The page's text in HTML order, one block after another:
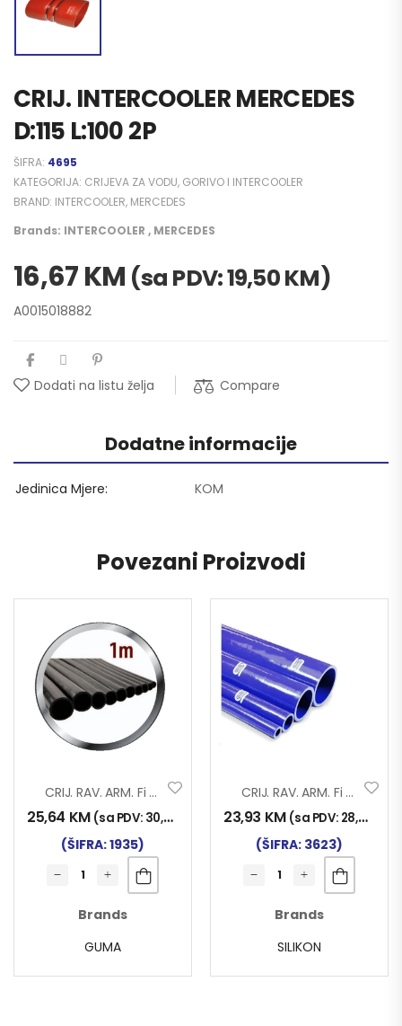
CRIJ. INTERCOOLER MERCEDES
D:115 L:100 2P
ŠIFRA: 4695
KATEGORIJA: CRIJEVA ZA VODU, GORIVO I INTERCOOLER
BRAND: INTERCOOLER, MERCEDES
Brands: INTERCOOLER , MERCEDES
16,67KM (sa PDV:19,50KM)
A0015018882
Dodati na listu želja Compare
Dodatne informacije
Jedinica Mjere KOM
Povezani Proizvodi
CRIJ. RAV. ARM. Fi 55×1000
25,64 KM (sa PDV: 30,00
(ŠIFRA: 1935)
Brands
GUMA
CRIJ. RAV. ARM. Fi 38×1000 SILIKON
23,93 KM (sa PDV: 28,00
(ŠIFRA: 3623)
Brands
SILIKON